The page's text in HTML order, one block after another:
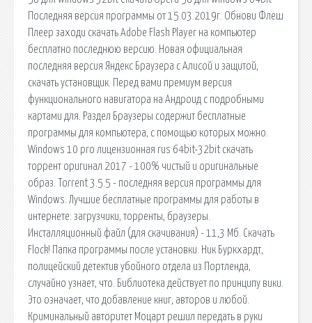
Последняя версия программы от 15.03.2019г. Обнови Флеш
Плеер заходи скачать Adobe Flash Player на компьютер
бесплатно последнюю версию. Новая официальная
последняя версия Яндекс Браузера с Алисой и защитой,
скачать установщик. Перед вами премиум версия
функционального навигатора на Андроид с подробными
картами для. Раздел Браузеры содержит бесплатные
программы для компьютера, с помощью которых можно.
Windows 10 pro лицензионная rus 64bit-32bit скачать
торрент оригинал 2017 - 100% чистый и оригинальные
образ. Torrent 3.5.5 - последняя версия программы для
Windows. Лучшие бесплатные программы для работы в
интернете: загрузчики, торренты, браузеры.
Инсталляционный файл (для скачивания) - 11,3 Мб. Скачать
Flock! Папка программы после установки. Ник Буркхардт,
полицейский детектив убойного отдела из Портленда,
случайно узнает, что. Библиотека действует по принципу вики.
Это означает, что добавление книг, авторов и любой.
Криминальный авторитет Моцарт решил передать в руки